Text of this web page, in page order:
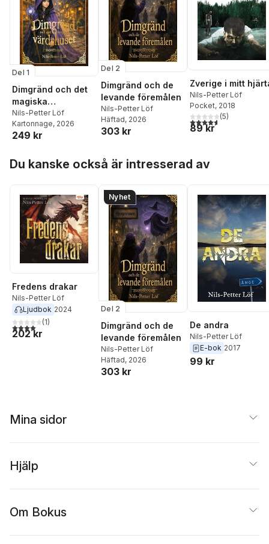
Del 1
Dimgränd och det
magiska
värdshuset
Nils-Petter Löf
Kartonnage, 2026
249 kr
Del 2
Dimgränd och de
levande föremålen
Nils-Petter Löf
Häftad, 2026
303 kr
Zverige i mitt
Nils-Petter Löf
Pocket, 2018
4,6utav 5 stjärnor.
(5)
89 kr
Du kanske också är intresserad av
Fredens drakar
Nils-Petter Löf
Ljudbok 2024
4,0utav 5 stjärnor. Totalt antal röster:
(1)
202 kr
Nyhet
Del 2
Dimgränd och de
levande föremålen
Nils-Petter Löf
Häftad, 2026
303 kr
De andra
Nils-Petter Löf
E-bok 2017
99 kr
Mina sidor
Hjälp
Om Bokus